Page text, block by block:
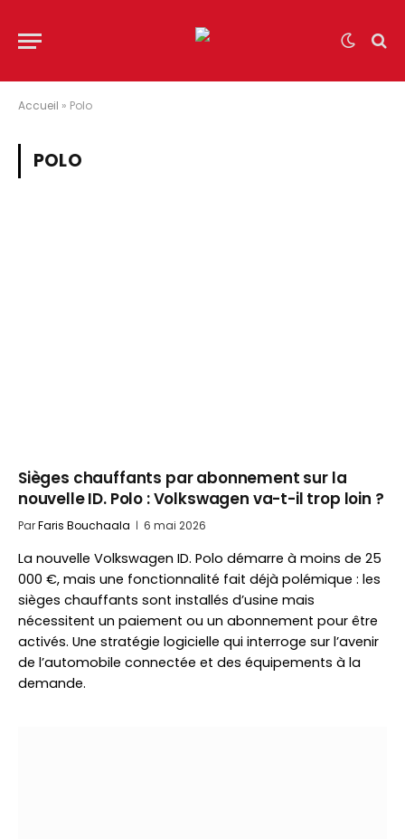
Accueil » Polo
POLO
Sièges chauffants par abonnement sur la
nouvelle ID. Polo : Volkswagen va-t-il trop loin ?
ParFaris Bouchaala 6 mai 2026
La nouvelle Volkswagen ID. Polo démarre à moins de 25
000 €, mais une fonctionnalité fait déjà polémique : les
sièges chauffants sont installés d’usine mais
nécessitent un paiement ou un abonnement pour être
activés. Une stratégie logicielle qui interroge sur l’avenir
de l’automobile connectée et des équipements à la
demande.